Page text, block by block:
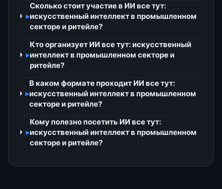
▸
Сколько стоит участие в ИИ все тут:
искусственный интеллект в промышленном
секторе и ритейле?
▸
Кто организует ИИ все тут: искусственный
интеллект в промышленном секторе и
ритейле?
▸
В каком формате проходит ИИ все тут:
искусственный интеллект в промышленном
секторе и ритейле?
▸
Кому полезно посетить ИИ все тут:
искусственный интеллект в промышленном
секторе и ритейле?